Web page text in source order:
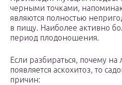
черными точками,
являются полностью
в пищу. Наиболее активно
период плодоношения.
Если разбираться, почему на
появляется аскохитоз, то
причин: